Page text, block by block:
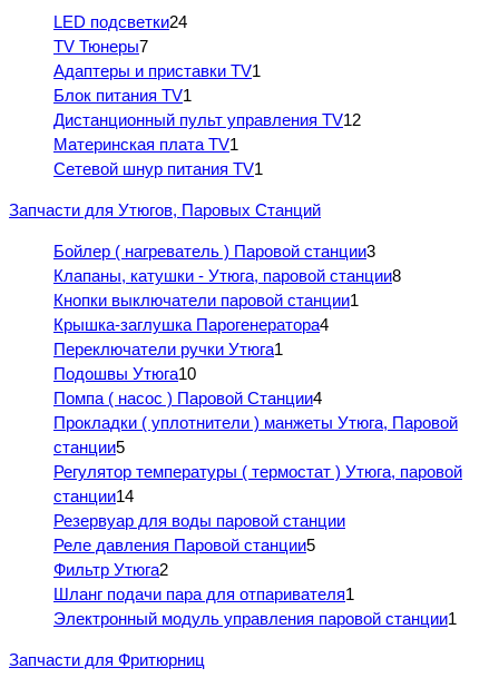
LED подсветки24
TV Тюнеры7
Адаптеры и приставки TV1
Блок питания TV1
Дистанционный пульт управления TV12
Материнская плата TV1
Сетевой шнур питания TV1
Запчасти для Утюгов, Паровых Станций
Бойлер ( нагреватель ) Паровой станции3
Клапаны, катушки - Утюга, паровой станции8
Кнопки выключатели паровой станции1
Крышка-заглушка Парогенератора4
Переключатели ручки Утюга1
Подошвы Утюга10
Помпа ( насос ) Паровой Станции4
Прокладки ( уплотнители ) манжеты Утюга, Паровой
станции5
Регулятор температуры ( термостат ) Утюга, паровой
станции14
Резервуар для воды паровой станции
Реле давления Паровой станции5
Фильтр Утюга2
Шланг подачи пара для отпаривателя1
Электронный модуль управления паровой станции1
Запчасти для Фритюрниц